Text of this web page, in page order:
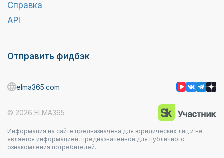
Справка
API
Отправить фидбэк
Информация на сайте предназначена для юридических лиц и не
является информацией, предназначенной для публичного
ознакомления потребителей.
© 2026 ELMA365
elma365.com